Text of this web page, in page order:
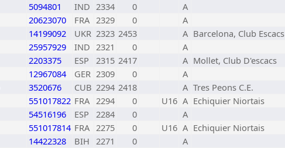
5094801 IND 2334 0
A
20623070 FRA 2329 0
A
14199092 UKR 2323 2453 A Barcelona, Club Escacs
25957929 IND 2321 0
A
2203375 ESP 2315 2417 A Mollet, Club D'escacs
12967084 GER 2309 0
A
3520676 CUB 2294 2418 A Tres Peons C.E.
551017822 FRA 2294 0 U16 A Echiquier Niortais
54516196 ESP 2284 0
A
551017814 FRA 2275 0 U16 A Echiquier Niortais
14422328 BIH 2271 0
A